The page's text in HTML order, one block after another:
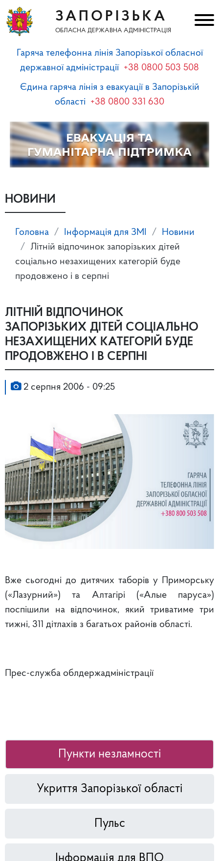
ЗАПОРІЗЬКА
ОБЛАСНА ДЕРЖАВНА АДМІНІСТРАЦІЯ
Гаряча телефонна лінія Запорізької обласної
державної адміністрації +38 0800 503 508
Єдина гаряча лінія з евакуації в Запорізькій
області +38 0800 331 630
НОВИНИ
Головна Інформація для ЗМІ
Новини
Літній відпочинок запорізьких дітей
соціально незахищених категорій буде
продовжено і в серпні
ЛІТНІЙ ВІДПОЧИНОК
ЗАПОРІЗЬКИХ ДІТЕЙ СОЦІАЛЬНО
НЕЗАХИЩЕНИХ КАТЕГОРІЙ БУДЕ
ПРОДОВЖЕНО І В СЕРПНІ
2 серпня 2006 - 09:25
Вже сьогодні до дитячих таборів у Приморську
(«Лазурний») та Алтагірі («Алые паруса»)
поспішили на відпочинок, який триватиме три
тижні, 311 дітлахів з багатьох районів області.
Прес-служба облдержадміністрації
Пункти незламності
Укриття Запорізької області
Пульс
Інформація для ВПО